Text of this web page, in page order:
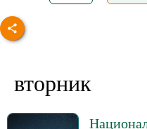
вторник